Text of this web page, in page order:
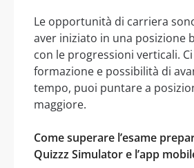
Le opportunità di carriera
aver iniziato in una posizione
con le progressioni verticali.
formazione e possibilità di
tempo, puoi puntare a
maggiore.
Come superare l’esame
Quizzz Simulator e l’app